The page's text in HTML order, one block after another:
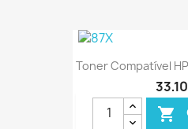
Toner Compatível
